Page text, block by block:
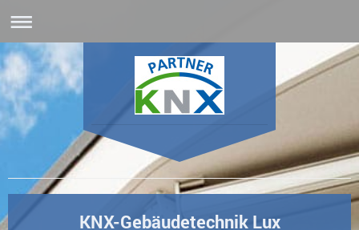
KNX-Gebäudetechnik Lux
KNX-Gebäudetechnik Lux